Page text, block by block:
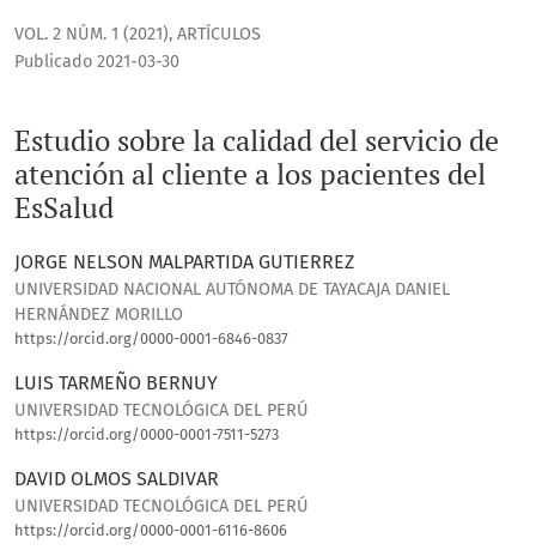
VOL. 2 NÚM. 1 (2021), ARTÍCULOS
Estudio sobre la calidad del servicio de
atención al cliente a los pacientes del
EsSalud
Publicado 2021-03-30
JORGE NELSON MALPARTIDA GUTIERREZ
UNIVERSIDAD NACIONAL AUTÓNOMA DE TAYACAJA DANIEL
HERNÁNDEZ MORILLO
https://orcid.org/0000-0001-6846-0837
LUIS TARMEÑO BERNUY
UNIVERSIDAD TECNOLÓGICA DEL PERÚ
https://orcid.org/0000-0001-7511-5273
DAVID OLMOS SALDIVAR
UNIVERSIDAD TECNOLÓGICA DEL PERÚ
https://orcid.org/0000-0001-6116-8606